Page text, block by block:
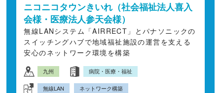
ニコニコタウンきいれ（社会福祉法人喜入
会様・医療法人参天会様）
無線LANシステム「AIRRECT」とパナソニックの
スイッチングハブで地域福祉施設の運営を支える
安心のネットワーク環境を構築
九州 病院・医療・福祉
無線LAN ネットワーク構築